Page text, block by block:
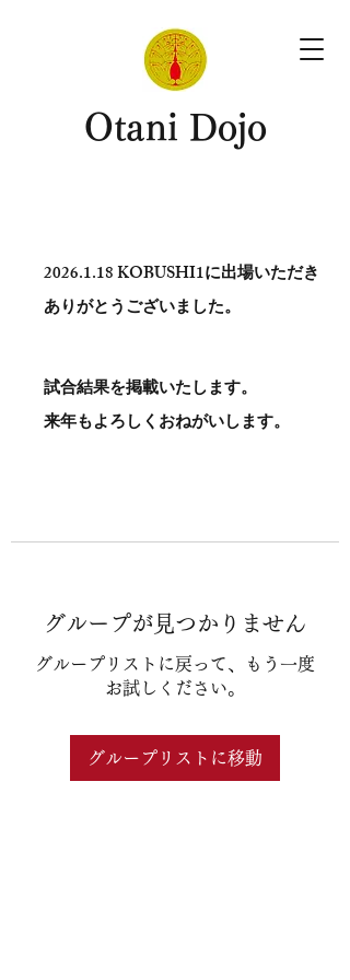
​Otani Dojo
2026.1.18KOBUSHI1に出場いただき
ありがとう​ございました。
試合結果を掲載いたします。
​来年もよろしくおねがいします。
グループが見つかりません
グループリストに戻って、もう一度
お試しください。
グループリストに移動